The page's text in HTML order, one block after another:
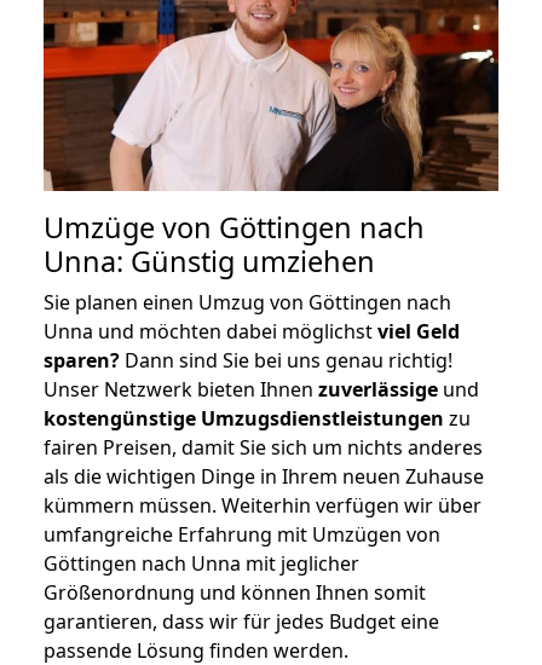
Umzüge von Göttingen nach
Unna: Günstig umziehen
Sie planen einen Umzug von Göttingen nach
Unna und möchten dabei möglichstviel Geld
sparen? Dann sind Sie bei uns genau richtig!
Unser Netzwerk bieten Ihnen zuverlässige und
kostengünstige Umzugsdienstleistungen zu
fairen Preisen, damit Sie sich um nichts anderes
als die wichtigen Dinge in Ihrem neuen Zuhause
kümmern müssen. Weiterhin verfügen wir über
umfangreiche Erfahrung mit Umzügen von
Göttingen nach Unna mit jeglicher
Größenordnung und können Ihnen somit
garantieren, dass wir für jedes Budget eine
passende Lösung finden werden.